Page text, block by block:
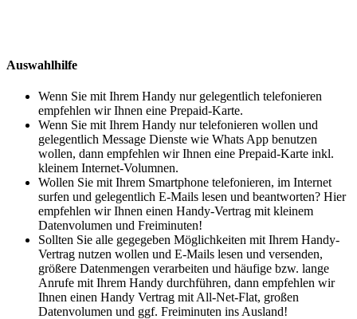
Auswahlhilfe
Wenn Sie mit Ihrem Handy nur gelegentlich telefonieren
empfehlen wir Ihnen eine Prepaid-Karte.
Wenn Sie mit Ihrem Handy nur telefonieren wollen und
gelegentlich Message Dienste wie Whats App benutzen
wollen, dann empfehlen wir Ihnen eine Prepaid-Karte inkl.
kleinem Internet-Volumnen.
Wollen Sie mit Ihrem Smartphone telefonieren, im Internet
surfen und gelegentlich E-Mails lesen und beantworten? Hier
empfehlen wir Ihnen einen Handy-Vertrag mit kleinem
Datenvolumen und Freiminuten!
Sollten Sie alle gegegeben Möglichkeiten mit Ihrem Handy-
Vertrag nutzen wollen und E-Mails lesen und versenden,
größere Datenmengen verarbeiten und häufige bzw. lange
Anrufe mit Ihrem Handy durchführen, dann empfehlen wir
Ihnen einen Handy Vertrag mit All-Net-Flat, großen
Datenvolumen und ggf. Freiminuten ins Ausland!